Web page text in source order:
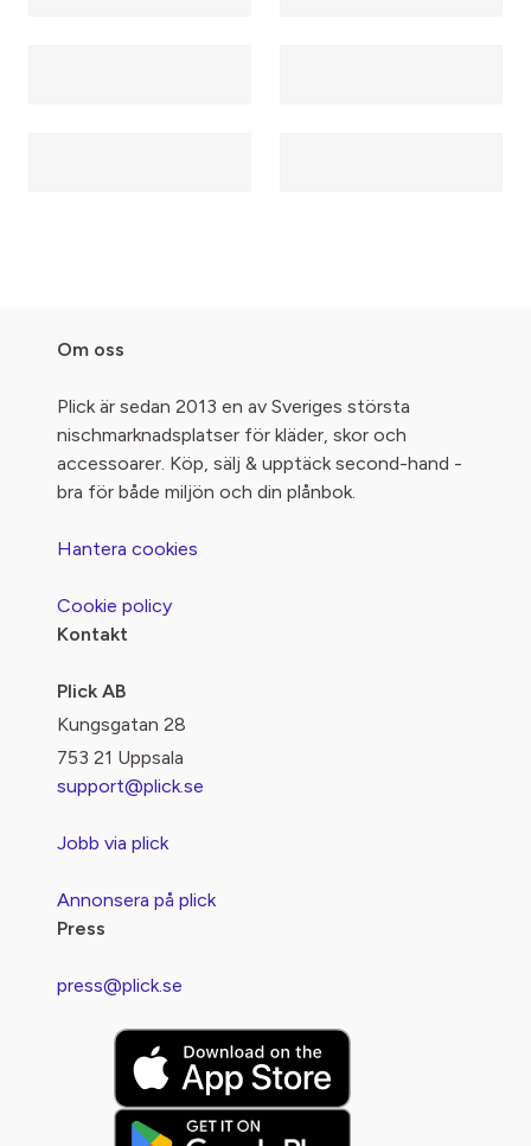
Om oss
Plick är sedan 2013 en av Sveriges största
nischmarknadsplatser för kläder, skor och
accessoarer. Köp, sälj & upptäck second-hand -
bra för både miljön och din plånbok.
Hantera cookies
Cookie policy
Kontakt
Plick AB
Kungsgatan 28
753 21 Uppsala
support@plick.se
Jobb via plick
Annonsera på plick
Press
press@plick.se